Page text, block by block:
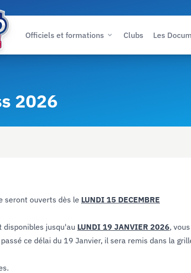
Aquitaine
Officiels et formations Clubs Les
2026
seront ouverts dès le LUNDI 15 DECEMBRE
jusqu'au LUNDI 19 JANVIER 2026, vous
ce délai du 19 Janvier, il sera remis dans la